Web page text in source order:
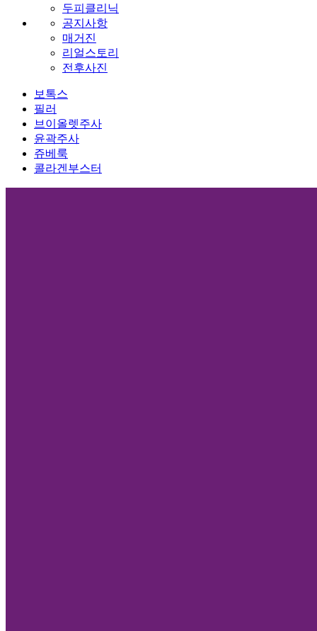
두피클리닉
공지사항
매거진
리얼스토리
전후사진
보톡스
필러
브이올렛주사
윤곽주사
쥬베룩
콜라겐부스터